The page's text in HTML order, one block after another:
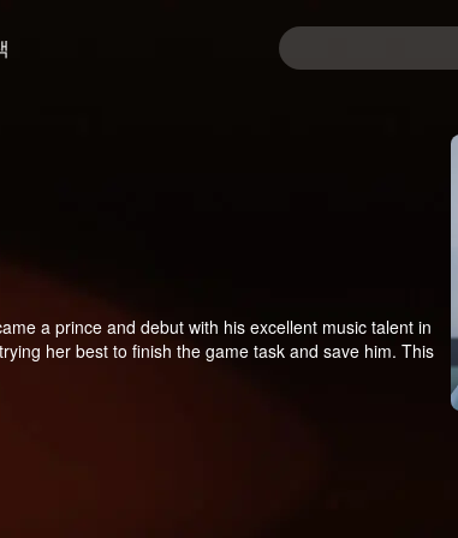
a prince and debut with his excellent music talent in
her best to finish the game task and save him. This